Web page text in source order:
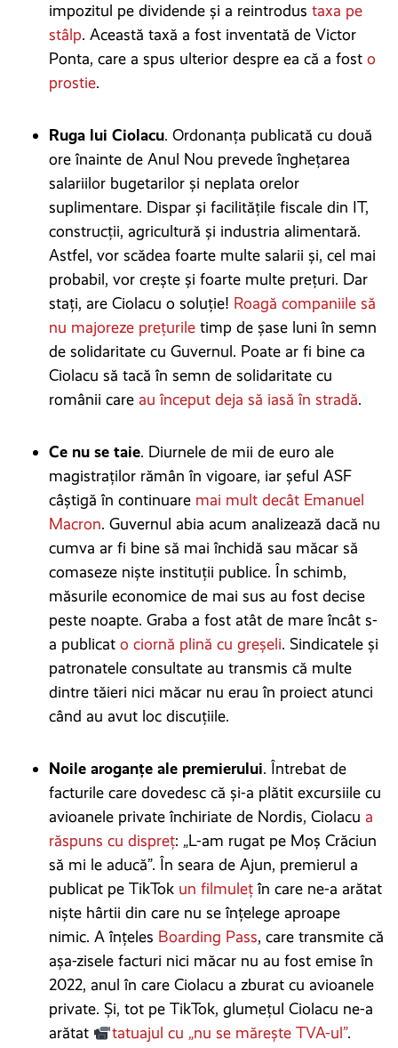
impozitul pe dividende și a reintrodus taxa pe
stâlp. Această taxă a fost inventată de Victor
Ponta, care a spus ulterior despre ea că a fost o
prostie.
Ruga lui Ciolacu. Ordonanța publicată cu două
ore înainte de Anul Nou prevede înghețarea
salariilor bugetarilor și neplata orelor
suplimentare. Dispar și facilitățile fiscale din IT,
construcții, agricultură și industria alimentară.
Astfel, vor scădea foarte multe salarii și, cel mai
probabil, vor crește și foarte multe prețuri. Dar
stați, are Ciolacu o soluție! Roagă companiile să
nu majoreze prețurile timp de șase luni în semn
de solidaritate cu Guvernul. Poate ar fi bine ca
Ciolacu să tacă în semn de solidaritate cu
românii care au început deja să iasă în stradă.
Ce nu se taie. Diurnele de mii de euro ale
magistraților rămân în vigoare, iar șeful ASF
câștigă în continuare mai mult decât Emanuel
Macron. Guvernul abia acum analizează dacă nu
cumva ar fi bine să mai închidă sau măcar să
comaseze niște instituții publice. În schimb,
măsurile economice de mai sus au fost decise
peste noapte. Graba a fost atât de mare încât s-
a publicat o ciornă plină cu greșeli. Sindicatele și
patronatele consultate au transmis că multe
dintre tăieri nici măcar nu erau în proiect atunci
când au avut loc discuțiile.
Noile aroganțe ale premierului. Întrebat de
facturile care dovedesc că și-a plătit excursiile cu
avioanele private închiriate de Nordis, Ciolacu a
răspuns cu dispreț: „L-am rugat pe Moș Crăciun
să mi le aducă”. În seara de Ajun, premierul a
publicat pe TikTok un filmulețîn care ne-a arătat
niște hârtii din care nu se înțelege aproape
nimic. A înțeles Boarding Pass, care transmite că
așa-zisele facturi nici măcar nu au fost emise în
2022, anul în care Ciolacu a zburat cu avioanele
private. Și, tot pe TikTok, glumețul Ciolacu ne-a
arătat
tatuajul cu „nu se mărește TVA-ul”.